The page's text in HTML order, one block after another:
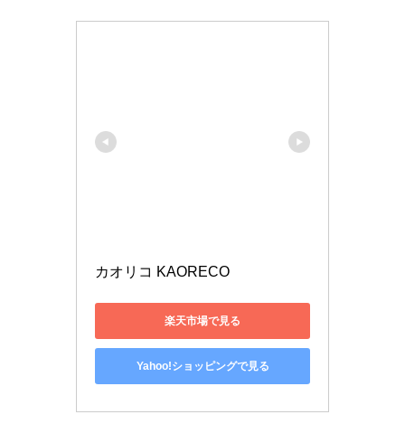
カオリコ KAORECO
楽天市場で見る
Yahoo!ショッピングで見る